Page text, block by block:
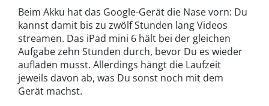
Beim Akku hat das Google-Gerät die Nase vorn: Du
kannst damit bis zu zwölf Stunden lang Videos
streamen. Das iPad mini 6 hält bei der gleichen
Aufgabe zehn Stunden durch, bevor Du es wieder
aufladen musst. Allerdings hängt die Laufzeit
jeweils davon ab, was Du sonst noch mit dem
Gerät machst.